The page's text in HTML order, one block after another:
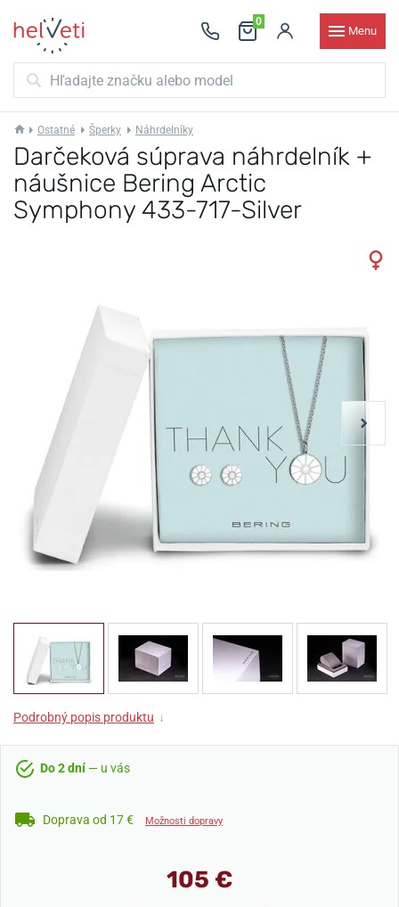
0
Menu
Ostatné Šperky Náhrdelníky
Darčeková súprava náhrdelník +
náušnice Bering Arctic
Symphony 433-717-Silver
Podrobný popis produktu ↓
Do 2 dní— u vás
Doprava od 17 € Možnosti dopravy
105 €